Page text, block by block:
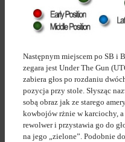
Następnym miejscem po SB i
zegara jest Under The Gun
zabiera głos po rozdaniu
pozycja przy stole. Słysząc
sobą obraz jak ze starego
kowbojów rżnie w karciochy,
rewolwer i przystawia go do
na jego „zielone”. Podobnie